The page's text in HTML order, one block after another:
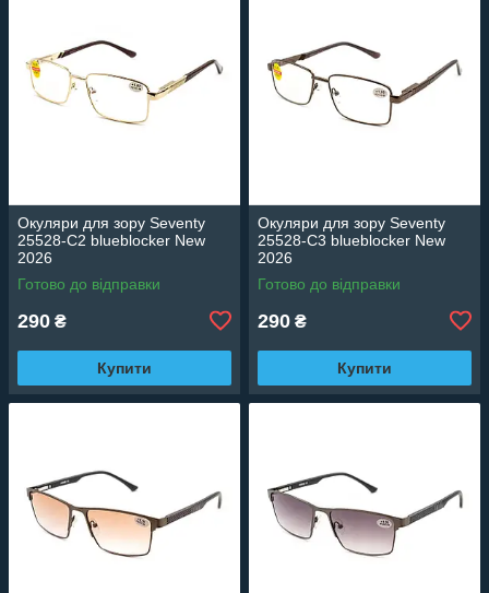
Окуляри для зору Seventy
25528-C2 blueblocker New
2026
Готово до відправки
290 ₴
Купити
Окуляри для зору Seventy
25528-C3 blueblocker New
2026
Готово до відправки
290 ₴
Купити